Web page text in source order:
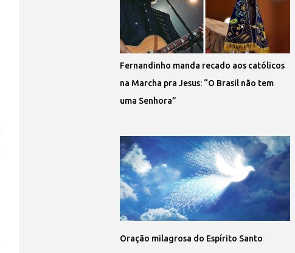
Fernandinho manda recado aos católicos
na Marcha pra Jesus: “O Brasil não tem
uma Senhora”
Oração milagrosa do Espírito Santo